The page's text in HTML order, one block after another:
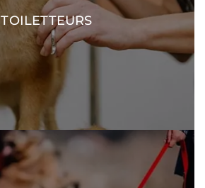
TOILETTEURS
DÉCOUVRIR